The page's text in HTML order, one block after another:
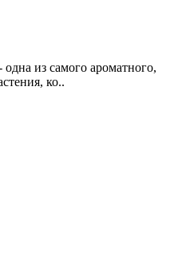
из самого ароматного,
ко..